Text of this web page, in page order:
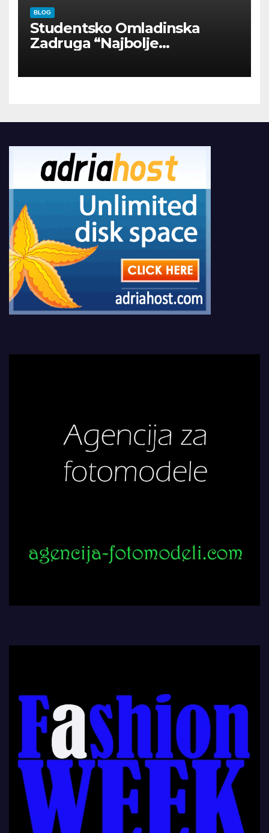
BLOG
Studentsko Omladinska
Zadruga “Najbolje